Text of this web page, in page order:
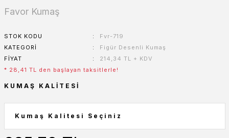
Favor Kumaş
STOK KODU
Fvr-719
KATEGORI
Figür Desenli Kumaş
FIYAT
214,34 TL + KDV
* 28,41 TL den başlayan taksitlerle!
KUMAŞ KALITESI